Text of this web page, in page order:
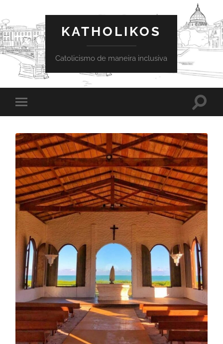
KATHOLIKOS
Catolicismo de maneira inclusiva
Toggle
mobile
Toggle